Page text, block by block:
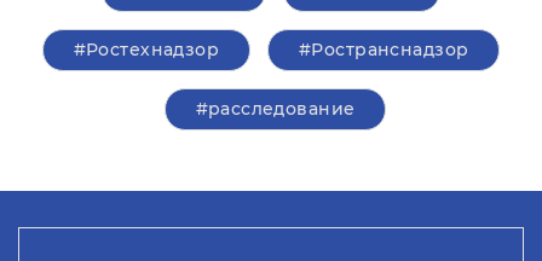
#Ростехнадзор #Ространснадзор
#расследование